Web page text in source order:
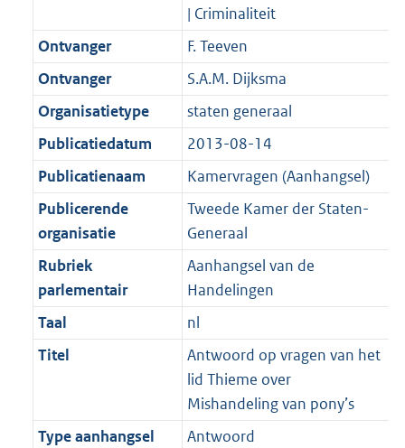
t
K
b
2
K
b
| Criminaliteit
Ontvanger
F. Teeven
Ontvanger
S.A.M. Dijksma
Organisatietype
staten generaal
Publicatiedatum
2013-08-14
Publicatienaam
Kamervragen (Aanhangsel)
Publicerende
organisatie
Tweede Kamer der Staten-
Generaal
Rubriek
parlementair
Aanhangsel van de
Handelingen
Taal
nl
Titel
Antwoord op vragen van het
lid Thieme over
Mishandeling van pony’s
Type aanhangsel
Antwoord